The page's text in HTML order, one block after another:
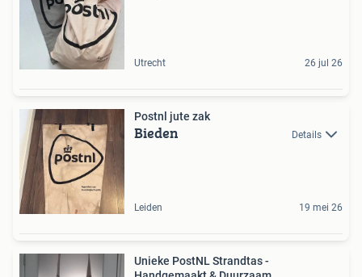
Utrecht 26 jul 26
Postnl jute zak
Bieden Details
Leiden 19 mei 26
Unieke PostNL Strandtas -